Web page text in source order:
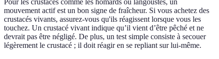
Pour les crustacés comme les homards ou langoustes, un
mouvement actif est un bon signe de fraîcheur. Si vous achetez des
crustacés vivants, assurez-vous qu'ils réagissent lorsque vous les
touchez. Un crustacé vivant indique qu’il vient d’être pêché et ne
devrait pas être négligé. De plus, un test simple consiste à secouer
légèrement le crustacé ; il doit réagir en se repliant sur lui-même.